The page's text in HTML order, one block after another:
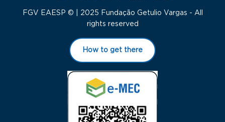
FGV EAESP © | 2025 Fundação Getulio Vargas - All
rights reserved
How to get there